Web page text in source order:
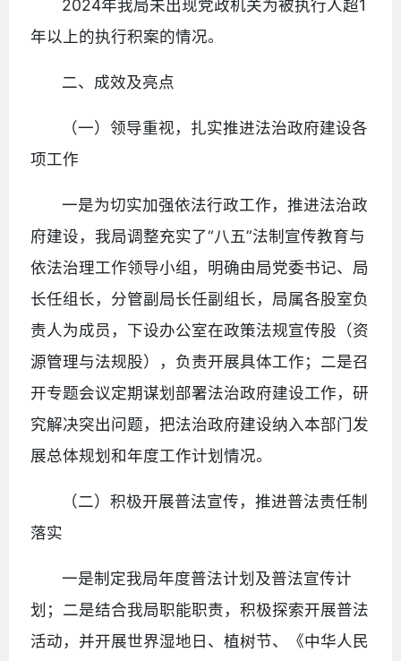
2024年我局未出现党政机关为被执行人超1
年以上的执行积案的情况。
二、成效及亮点
（一）领导重视，扎实推进法治政府建设各
项工作
一是为切实加强依法行政工作，推进法治政
府建设，我局调整充实了“八五”法制宣传教育与
依法治理工作领导小组，明确由局党委书记、局
长任组长，分管副局长任副组长，局属各股室负
责人为成员，下设办公室在政策法规宣传股（资
源管理与法规股），负责开展具体工作；二是召
开专题会议定期谋划部署法治政府建设工作，研
究解决突出问题，把法治政府建设纳入本部门发
展总体规划和年度工作计划情况。
（二）积极开展普法宣传，推进普法责任制
落实
一是制定我局年度普法计划及普法宣传计
划；二是结合我局职能职责，积极探索开展普法
活动，并开展世界湿地日、植树节、《中华人民